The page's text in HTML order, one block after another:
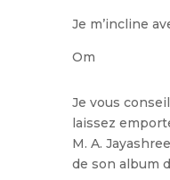
Je m’incline
Om
Je vous
laissez
M. A.
de son album